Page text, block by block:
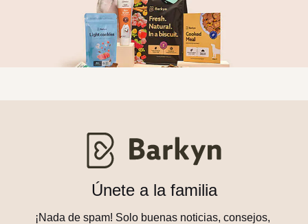
Únete a la familia
¡Nada de spam! Solo buenas noticias, consejos,